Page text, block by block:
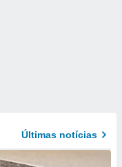
Últimas notícias